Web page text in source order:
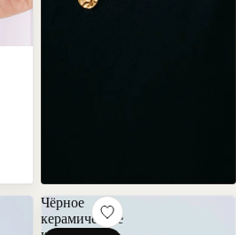
Чёрное
керамическое